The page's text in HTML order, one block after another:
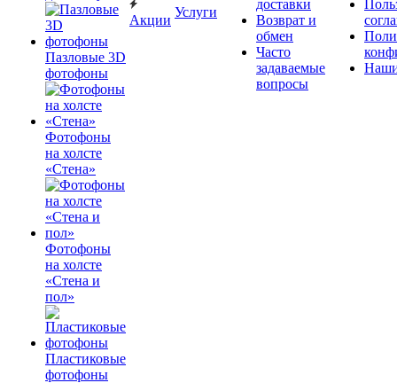
Пазловые 3D
фотофоны
Фотофоны
на холсте
«Стена»
Фотофоны
на холсте
«Стена и
пол»
Пластиковые
фотофоны
Акции
Услуги
доставки
Возврат и
обмен
Часто
задаваемые
вопросы